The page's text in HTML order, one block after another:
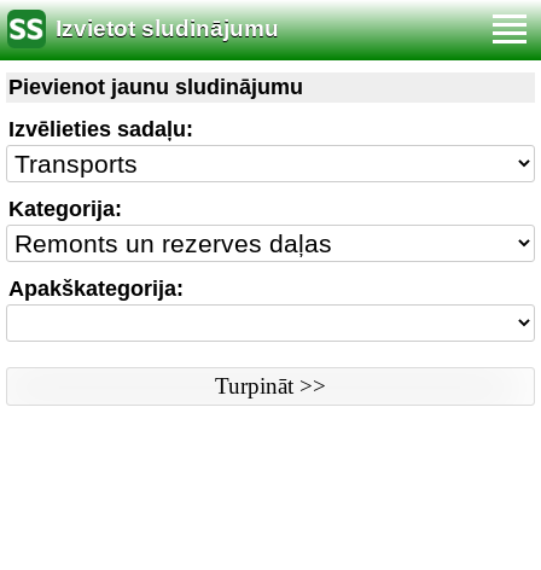
Izvietot sludinājumu
Pievienot jaunu sludinājumu
Izvēlieties sadaļu:
Kategorija:
Apakškategorija:
Noteikumi |Saikne ar redaktoru |Www versija